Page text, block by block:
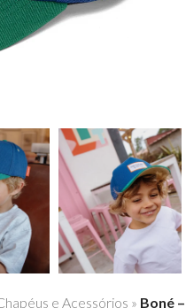
e Acessórios » Boné –